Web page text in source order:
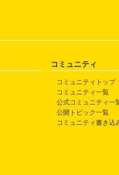
コミュニティ
コミュニティトップ
コミュニティ一覧
公式コミュニティ一
公開トピック一覧
コミュニティ書き込